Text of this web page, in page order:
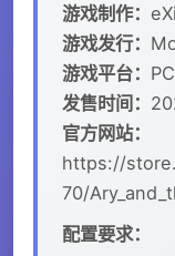
游戏制作：
游戏发行：
游戏平台： PC
发售时间：
官方网站：
https://
70/
配置要求：